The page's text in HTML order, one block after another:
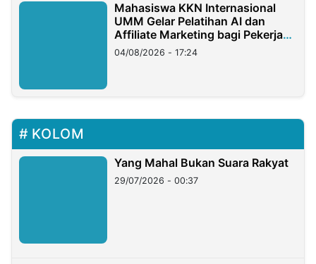
Mahasiswa KKN Internasional
UMM Gelar Pelatihan AI dan
Affiliate Marketing bagi Pekerja
Migran Indonesia di Taiwan
04/08/2026 - 17:24
KOLOM
Yang Mahal Bukan Suara Rakyat
29/07/2026 - 00:37